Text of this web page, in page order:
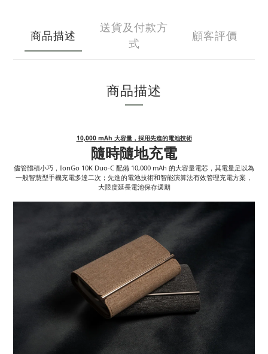
商品描述
送貨及付款方
式
顧客評價
商品描述
10,000 mAh 大容量，採用先進的電池技術
隨時隨地充電
儘管體積小巧，IonGo 10K Duo-C 配備 10,000 mAh 的大容量電芯，其電量足以為
一般智慧型手機充電多達二次；先進的電池技術和智能演算法有效管理充電方案，
大限度延長電池保存週期